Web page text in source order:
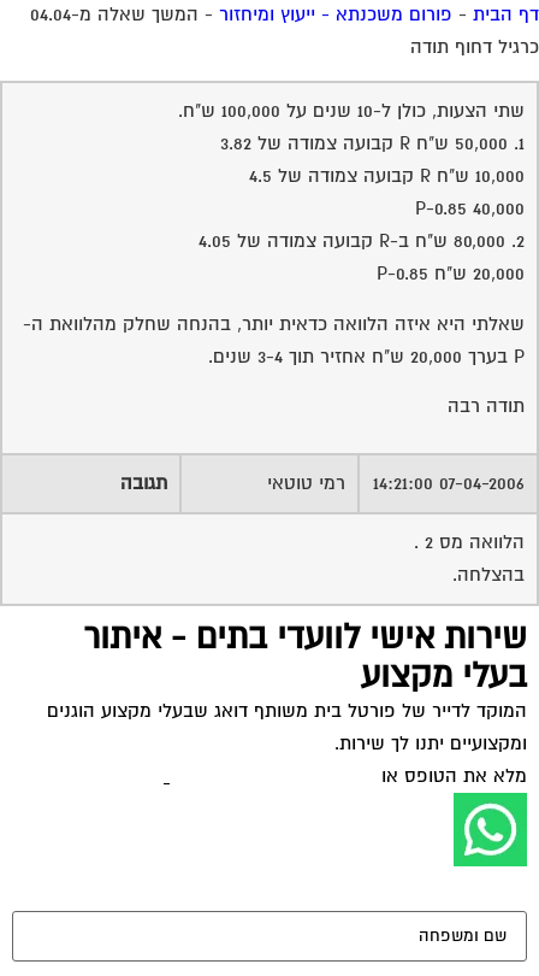
הבית-פורום משכנתא - ייעוץ ומיחזור-
המשך שאלה מ-04.04
דחוף תודה
שתי הצעות, כולן ל-10 שנים על 100,000 ש"ח.
10,000 ש"ח R קבועה צמודה של 4.5
40,000 P-0.85
20,000 ש"ח P-0.85
שאלתי היא איזה הלוואה כדאית יותר, בהנחה שחלק מהלוואת ה-
תודה רבה
07-04-2006 14:21:00 רמי טוטאי תגובה
הלוואה מס 2 .
בהצלחה.
שירות אישי לוועדי בתים - איתור
בעלי מקצוע
המוקד לדייר של פורטל בית משותף דואג שבעלי מקצוע הוגנים
ומקצועיים יתנו לך שירות.
מלא את הטופס אולחץ לשליחת הודעת ווצאפ